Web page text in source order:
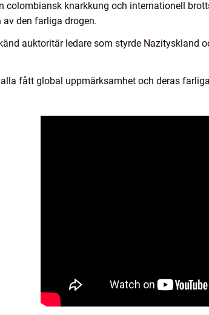
colombiansk knarkkung och internationell
den farliga drogen.
auktoritär ledare som styrde Nazityskland
fått global uppmärksamhet och deras